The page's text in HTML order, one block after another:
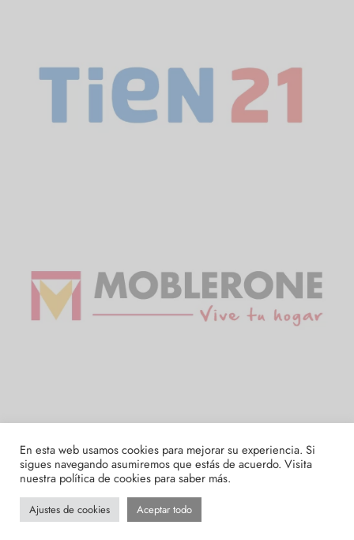
En esta web usamos cookies para mejorar su experiencia. Si
sigues navegando asumiremos que estás de acuerdo. Visita
nuestra política de cookies para saber más.
Ajustes de cookies Aceptar todo
¿Necesitas ayuda?